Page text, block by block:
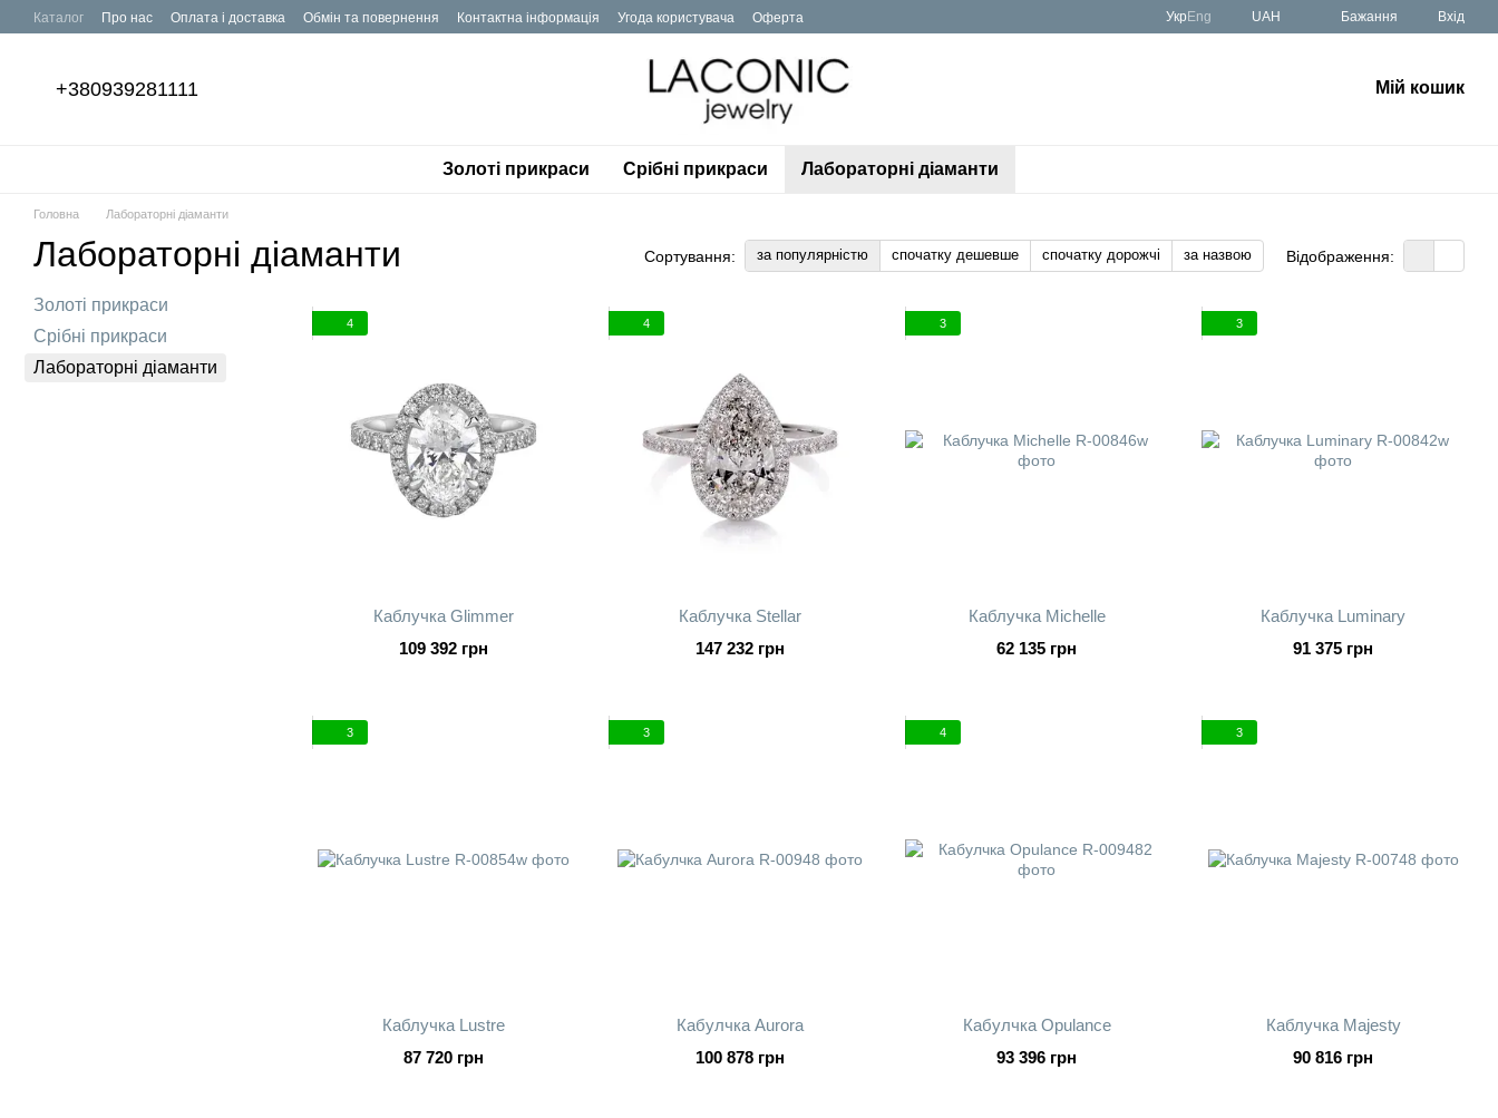
Перейти до основного контенту
Каталог Про нас Оплата і доставка Обмін та повернення Контактна інформація Угода користувача Оферта Укр Eng UAH Бажання Вхід
+380939281111 Мій кошик
Золоті прикраси Срібні прикраси Лабораторні діаманти
Головна Лабораторні діаманти
Лабораторні діаманти Сортування: за популярністю спочатку дешевше спочатку дорожчі за назвою Відображення:
4
Каблучка Glimmer
109 392 грн
4
Каблучка Stellar
147 232 грн
3
Каблучка Michelle
62 135 грн
3
Каблучка Luminary
91 375 грн
3
Каблучка Lustre
87 720 грн
3
Кабулчка Aurora
100 878 грн
4
Кабулчка Opulance
93 396 грн
3
Каблучка Majesty
90 816 грн
Золоті прикраси
Срібні прикраси
Лабораторні діаманти